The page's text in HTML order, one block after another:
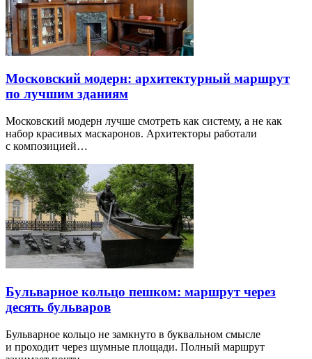
Московский модерн: архитектурный маршрут
по лучшим зданиям
Московский модерн лучше смотреть как систему, а не как
набор красивых маскаронов. Архитекторы работали
с композицией…
Бульварное кольцо пешком: маршрут через
десять бульваров
Бульварное кольцо не замкнуто в буквальном смысле
и проходит через шумные площади. Полный маршрут